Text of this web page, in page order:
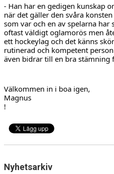
- Han har en gedigen kunskap
när det gäller den svåra
som var och en av spelarna har
oftast väldigt oglamorös men
ett hockeylag och det känns
rutinerad och kompetent
även bidrar till en bra stämning
Magnus
!
Nyhetsarkiv